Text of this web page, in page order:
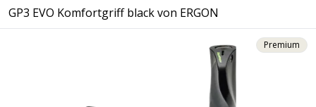
GP3 EVO Komfortgriff black von ERGON
Premium